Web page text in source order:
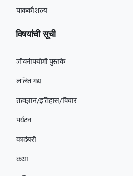
पाककौशल्य
विषयांची सूची
जीवनोपयोगी पुस्तके
ललित गद्य
तत्त्वज्ञान/इतिहास/विचार
पर्यटन
कादंबरी
कथा